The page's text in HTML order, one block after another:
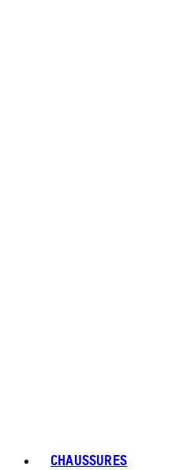
CHAUSSURES